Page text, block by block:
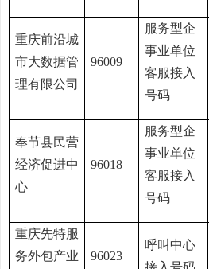
重庆前沿城
市大数据管
理有限公司
96009
服务型企
事业单位
客服接入
号码
奉节县民营
经济促进中
心
96018
服务型企
事业单位
客服接入
号码
重庆先特服
务外包产业
96023
呼叫中心